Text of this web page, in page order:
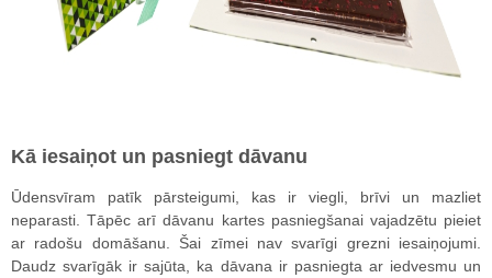
Kā iesaiņot un pasniegt dāvanu
Ūdensvīram patīk pārsteigumi, kas ir viegli, brīvi un mazliet
neparasti. Tāpēc arī dāvanu kartes pasniegšanai vajadzētu pieiet
ar radošu domāšanu. Šai zīmei nav svarīgi grezni iesaiņojumi.
Daudz svarīgāk ir sajūta, ka dāvana ir pasniegta ar iedvesmu un